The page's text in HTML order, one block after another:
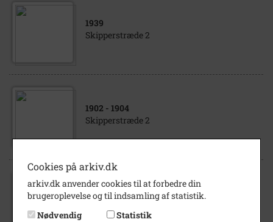
1939
Skipperstræde 2
1902 - 1904
Skipperstræde 2
1993
Cookies på arkiv.dk
arkiv.dk anvender cookies til at forbedre din
brugeroplevelse og til indsamling af statistik.
Nødvendig
Statistik